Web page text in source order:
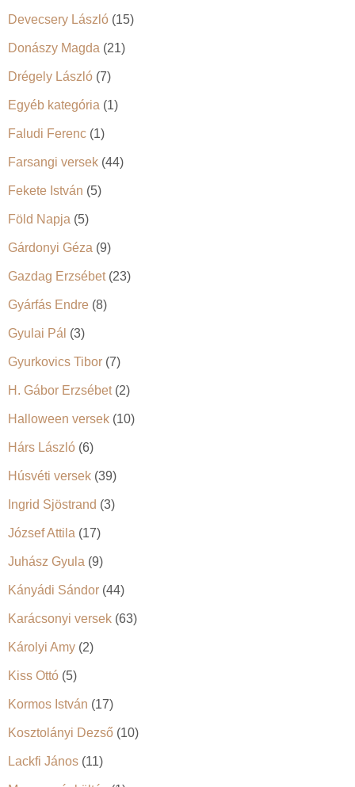
Devecsery László (15)
Donászy Magda (21)
Drégely László (7)
Egyéb kategória (1)
Faludi Ferenc (1)
Farsangi versek (44)
Fekete István (5)
Föld Napja (5)
Gárdonyi Géza (9)
Gazdag Erzsébet(23)
Gyárfás Endre (8)
Gyulai Pál (3)
Gyurkovics Tibor (7)
H. Gábor Erzsébet(2)
Halloween versek (10)
Hárs László (6)
Húsvéti versek (39)
Ingrid Sjöstrand (3)
József Attila (17)
Juhász Gyula (9)
Kányádi Sándor (44)
Karácsonyi versek (63)
Károlyi Amy (2)
Kiss Ottó (5)
Kormos István (17)
Kosztolányi Dezső (10)
Lackfi János (11)